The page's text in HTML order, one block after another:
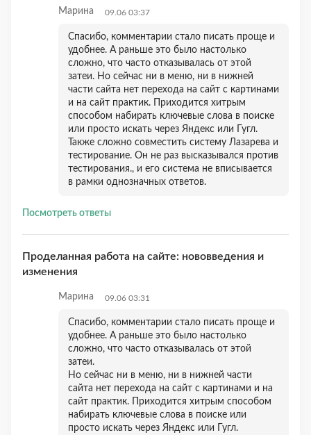
Марина 09.06 03:37
Спасибо, комментарии стало писать проще и
удобнее. А раньше это было настолько
сложно, что часто отказывалась от этой
затеи. Но сейчас ни в меню, ни в нижней
части сайта нет перехода на сайт с картинами
и на сайт практик. Приходится хитрым
способом набирать ключевые слова в поиске
или просто искать через Яндекс или Гугл.
Также сложно совместить систему Лазарева и
тестирование. Он не раз высказывался против
тестирования., и его система не вписывается
в рамки однозначных ответов.
Посмотреть ответы
Проделанная работа на сайте: нововведения и
изменения
Марина 09.06 03:31
Спасибо, комментарии стало писать проще и
удобнее. А раньше это было настолько
сложно, что часто отказывалась от этой
затеи.
Но сейчас ни в меню, ни в нижней части
сайта нет перехода на сайт с картинами и на
сайт практик. Приходится хитрым способом
набирать ключевые слова в поиске или
просто искать через Яндекс или Гугл.